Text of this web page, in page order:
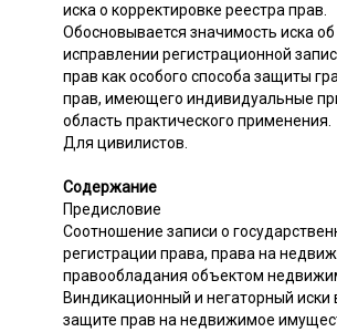
иска о корректировке реестра прав.
Обосновывается значимость иска об
исправлении регистрационной
прав как особого способа защиты
прав, имеющего индивидуальные
область практического применения.
Для цивилистов.
Содержание
Предисловие
Соотношение записи о
регистрации права, права на
правообладания объектом
Виндикационный и негаторный иски
защите прав на недвижимое